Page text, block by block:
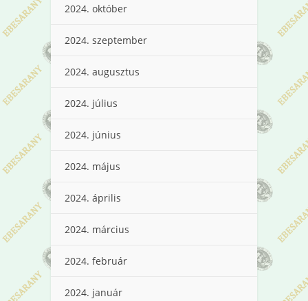
2024. október
2024. szeptember
2024. augusztus
2024. július
2024. június
2024. május
2024. április
2024. március
2024. február
2024. január